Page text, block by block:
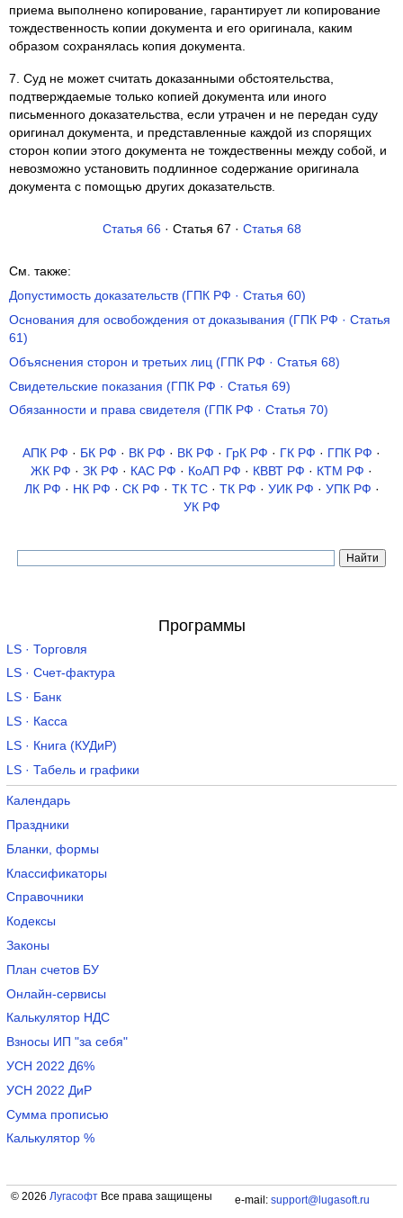
приема выполнено копирование, гарантирует ли копирование
тождественность копии документа и его оригинала, каким
образом сохранялась копия документа.
7. Суд не может считать доказанными обстоятельства,
подтверждаемые только копией документа или иного
письменного доказательства, если утрачен и не передан суду
оригинал документа, и представленные каждой из спорящих
сторон копии этого документа не тождественны между собой, и
невозможно установить подлинное содержание оригинала
документа с помощью других доказательств.
Статья 66· Статья 67 · Статья 68
См. также:
Допустимость доказательств (ГПК РФ · Статья 60)
Основания для освобождения от доказывания (ГПК РФ · Статья
61)
Объяснения сторон и третьих лиц (ГПК РФ · Статья 68)
Свидетельские показания (ГПК РФ · Статья 69)
Обязанности и права свидетеля (ГПК РФ · Статья 70)
АПК РФ · БК РФ · ВК РФ · ВК РФ · ГрК РФ · ГК РФ · ГПК РФ ·
ЖК РФ · ЗК РФ · КАС РФ · КоАП РФ · КВВТ РФ · КТМ РФ ·
ЛК РФ · НК РФ · СК РФ · ТК TC· ТК РФ · УИК РФ · УПК РФ ·
УК РФ
Программы
LS · Торговля
LS · Счет-фактура
LS · Банк
LS · Касса
LS · Книга (КУДиР)
LS · Табель и графики
Календарь
Праздники
Бланки, формы
Классификаторы
Справочники
Кодексы
Законы
План счетов БУ
Онлайн-сервисы
Калькулятор НДС
Взносы ИП "за себя"
УСН 2022 Д6%
УСН 2022 ДиР
Сумма прописью
Калькулятор %
© 2026 ЛугасофтВсе права защищены e-mail: support@lugasoft.ru